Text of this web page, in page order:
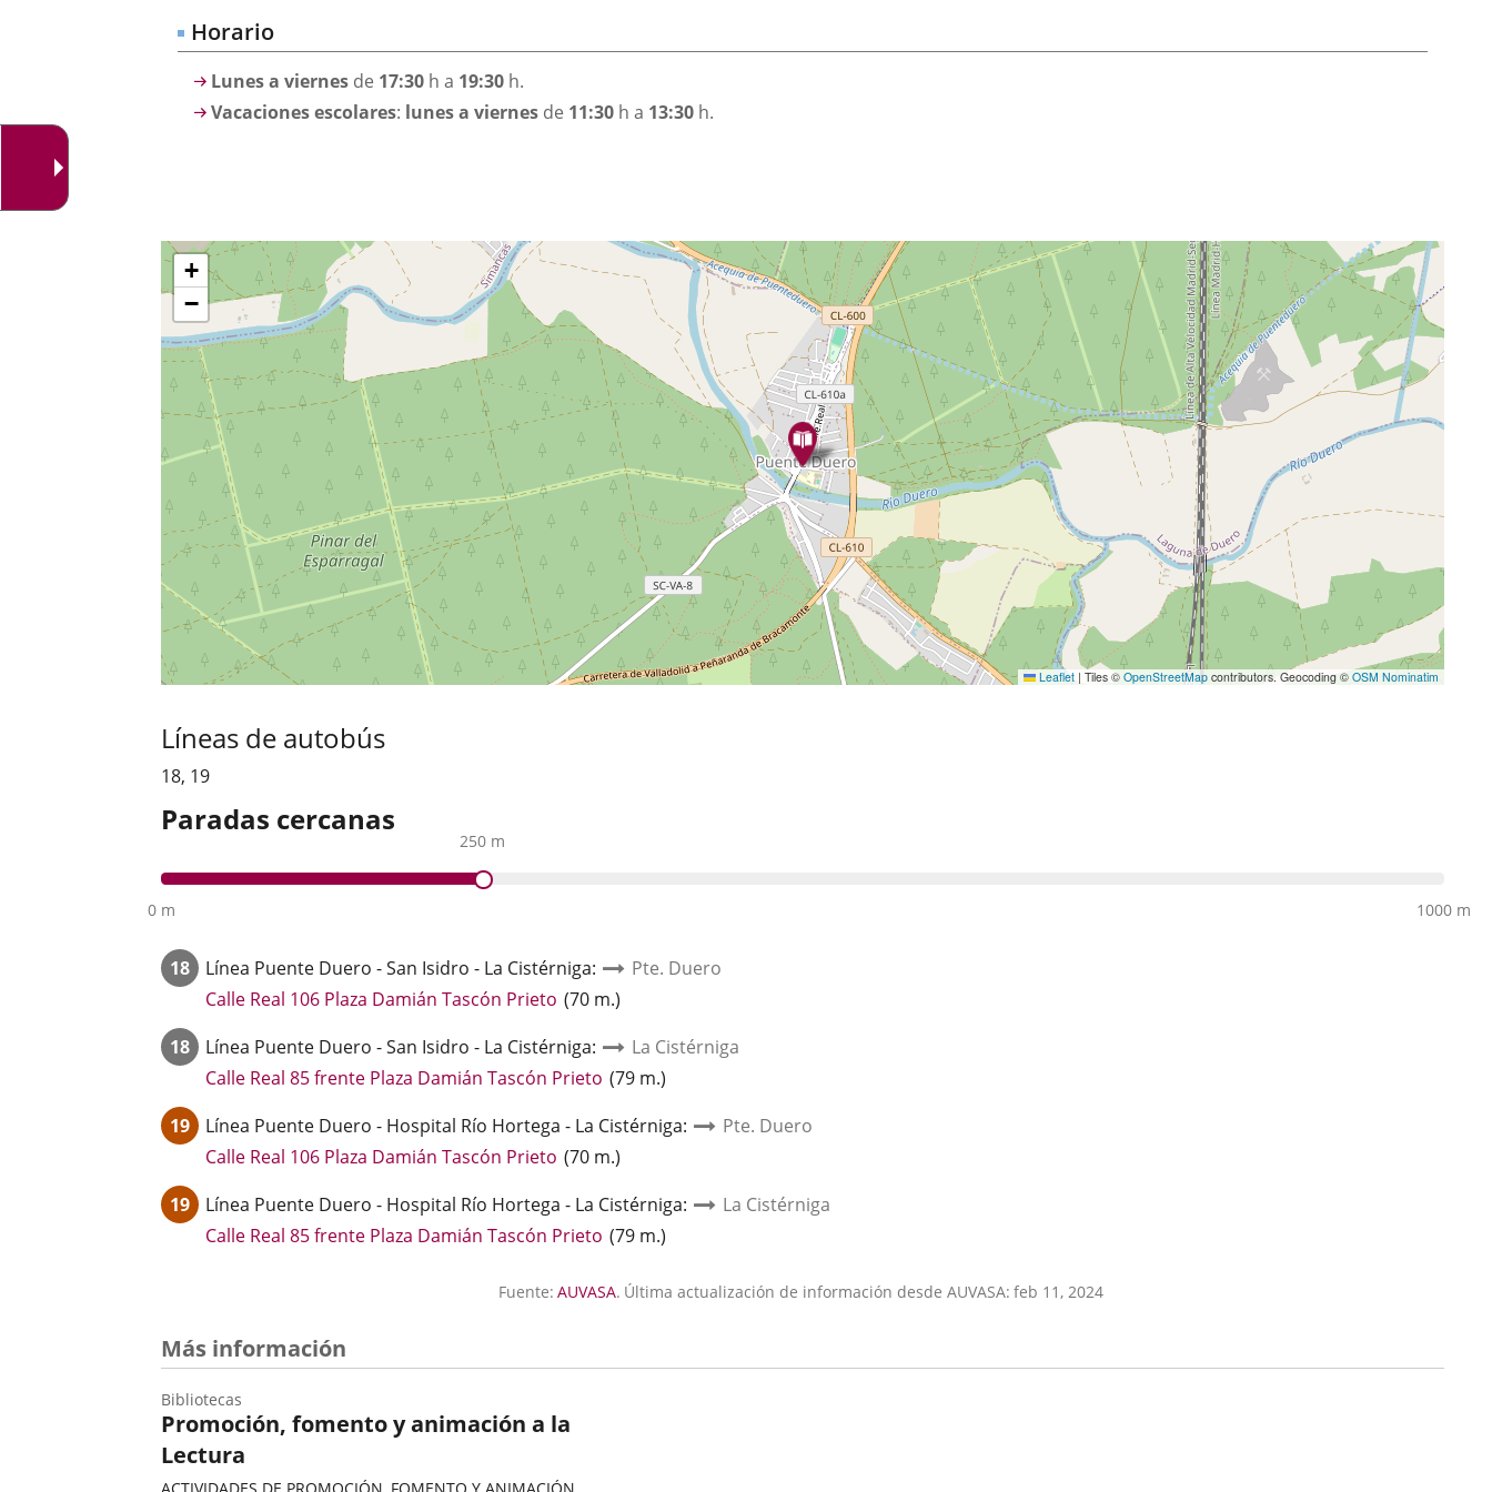
externa.externa.
aplicación
externa.
Horario
Lunes a viernes de 17:30 h a 19:30 h.
Vacaciones escolares: lunes a viernes de 11:30 h a 13:30 h.
¿Dónde
estamos?
Sauter
carte
+
−
Leaflet | Tiles © OpenStreetMapcontributors. Geocoding © OSM Nominatim
Líneas de autobús
18, 19
Paradas cercanas
0 m
250 m
1000 m
18 Línea Puente Duero - San Isidro - La Cistérniga:
Pte. Duero
Calle Real 106 Plaza Damián Tascón Prieto Enlace
una
aplicación
externa.
(70 m.)
18
Línea Puente Duero - San Isidro - La Cistérniga:
La Cistérniga
Calle Real 85 frente Plaza Damián Tascón Prieto Enlace
una
aplicación
externa.
(79 m.)
19
Línea Puente Duero - Hospital Río Hortega - La Cistérniga:
Pte. Duero
Calle Real 106 Plaza Damián Tascón Prieto Enlace
una
aplicación
externa.
(70 m.)
19
Línea Puente Duero - Hospital Río Hortega - La Cistérniga:
La Cistérniga
Calle Real 85 frente Plaza Damián Tascón Prieto Enlace
una
(79 m.)
Fuente: AUVASA. Última actualización de información desde AUVASA: feb 11, 2024
Más información
Promoción, fomento y animación a la
Lectura
Bibliotecas